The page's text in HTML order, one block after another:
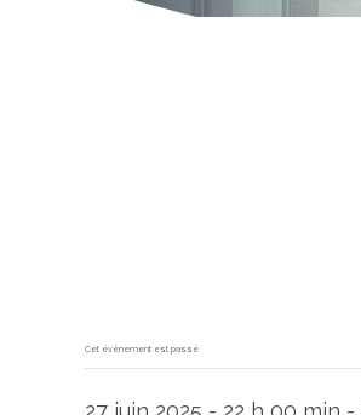
Cet évènement est passé